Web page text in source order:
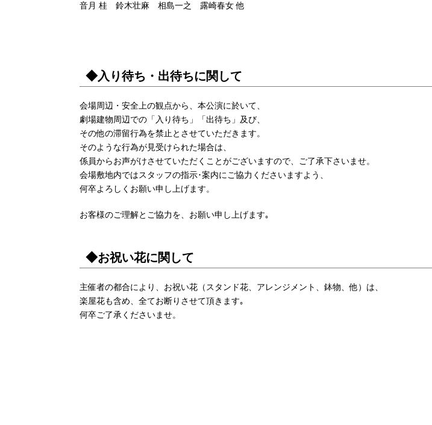
音月 桂 鈴木壮麻 相島一之 露崎春女 他
◆入り待ち・出待ちに関して
会場周辺・安全上の観点から、本公演に於いて、
劇場建物周辺での「入り待ち」「出待ち」及び、
その他の滞留行為を禁止とさせていただきます。
そのような行為が見受けられた場合は、
係員からお声がけさせていただくことがございますので、ご了承下さいませ。
会場敷地内ではスタッフの指示･案内にご協力くださいますよう、
何卒よろしくお願い申し上げます。
お客様のご理解とご協力を、お願い申し上げます｡
◆お祝い花に関して
主催者の都合により、お祝い花（スタンド花、アレンジメント、鉢物、他）は、
楽屋花も含め、全てお断りさせて頂きます｡
何卒ご了承くださいませ。